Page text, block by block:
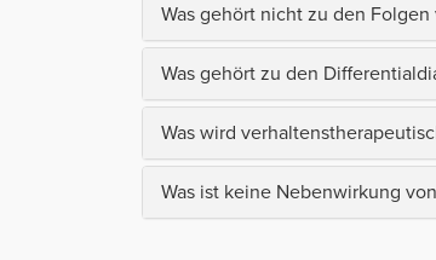
Was gehört nicht zu den Folgen
Was gehört zu den
Was wird
Was ist keine Nebenwirkung